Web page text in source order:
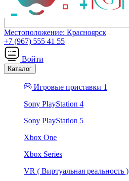
Местоположение: Красноярск
+7 (967) 555 41 55
Войти
Каталог
Игровые приставки 1
Sony PlayStation 4
Sony PlayStation 5
Xbox One
Xbox Series
VR ( Виртуальная реальность )